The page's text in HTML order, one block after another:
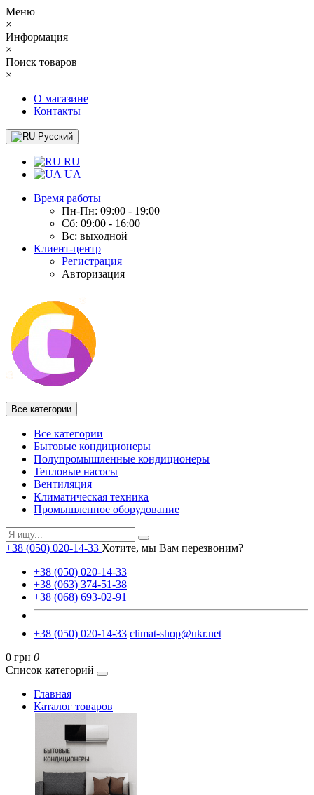
Меню
×
Информация
×
Поиск товаров
×
О магазине
Контакты
Русский
RU
UA
Время работы
Пн-Пн: 09:00 - 19:00
Сб: 09:00 - 16:00
Вс: выходной
Клиент-центр
Регистрация
Авторизация
Все категории
Все категории
Бытовые кондиционеры
Полупромышленные кондиционеры
Тепловые насосы
Вентиляция
Климатическая техника
Промышленное оборудование
+38 (050) 020-14-33 Хотите, мы Вам перезвоним?
+38 (050) 020-14-33
+38 (063) 374-51-38
+38 (068) 693-02-91
+38 (050) 020-14-33 climat-shop@ukr.net
0 грн 0
Список категорий
Главная
Каталог товаров